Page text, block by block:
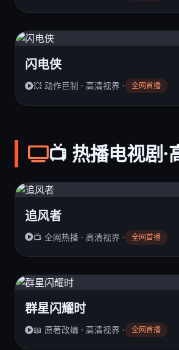
闪电侠
💥 动作巨制 · 高清视界 · 全网首播
📺 热播电视剧·
追风者
📺 全网热播 · 高清视界 · 全网首播
群星闪耀时
📖 原著改编 · 高清视界 · 全网首播